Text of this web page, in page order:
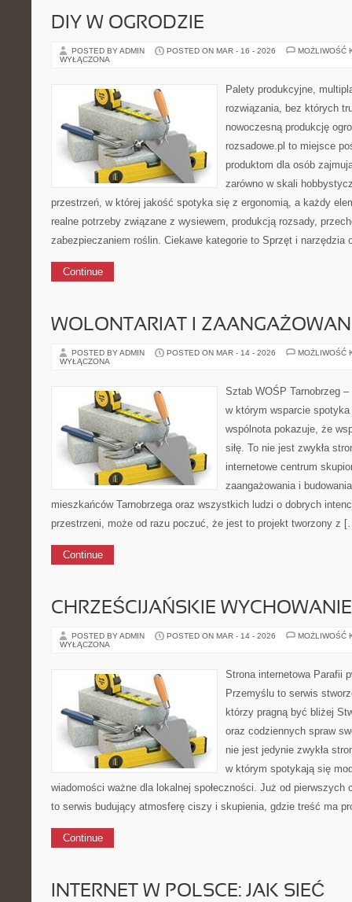
DIY W OGRODZIE
POSTED BY ADMIN POSTED ON MAR - 16 - 2026
MOŻLIWOŚĆ
WYŁĄCZONA
Palety produkcyjne,
rozwiązania, bez których
nowoczesną produkcję
rozsadowe.pl to miejsce
produktom dla osób
zarówno w skali
przestrzeń, w której jakość spotyka się z ergonomią, a każdy
realne potrzeby związane z wysiewem, produkcją rozsady,
zabezpieczaniem roślin. Ciekawe kategorie to Sprzęt i
Continue
WOLONTARIAT I
POSTED BY ADMIN POSTED ON MAR - 14 - 2026
MOŻLIWOŚĆ
WYŁĄCZONA
Sztab WOŚP Tarnobrzeg
w którym wsparcie
wspólnota pokazuje, że
siłę. To nie jest zwykła
internetowe centrum
zaangażowania i
mieszkańców Tarnobrzega oraz wszystkich ludzi o dobrych
przestrzeni, może od razu poczuć, że jest to projekt tworzony z
Continue
CHRZEŚCIJAŃSKIE
POSTED BY ADMIN POSTED ON MAR - 14 - 2026
MOŻLIWOŚĆ
WYŁĄCZONA
Strona internetowa Parafii
Przemyślu to serwis
którzy pragną być bliżej
oraz codziennych spraw
nie jest jedynie zwykła
w którym spotykają się
wiadomości ważne dla lokalnej społeczności. Już od pierwszych
to serwis budujący atmosferę ciszy i skupienia, gdzie treść ma
Continue
INTERNET W POLSCE: JAK SIEĆ